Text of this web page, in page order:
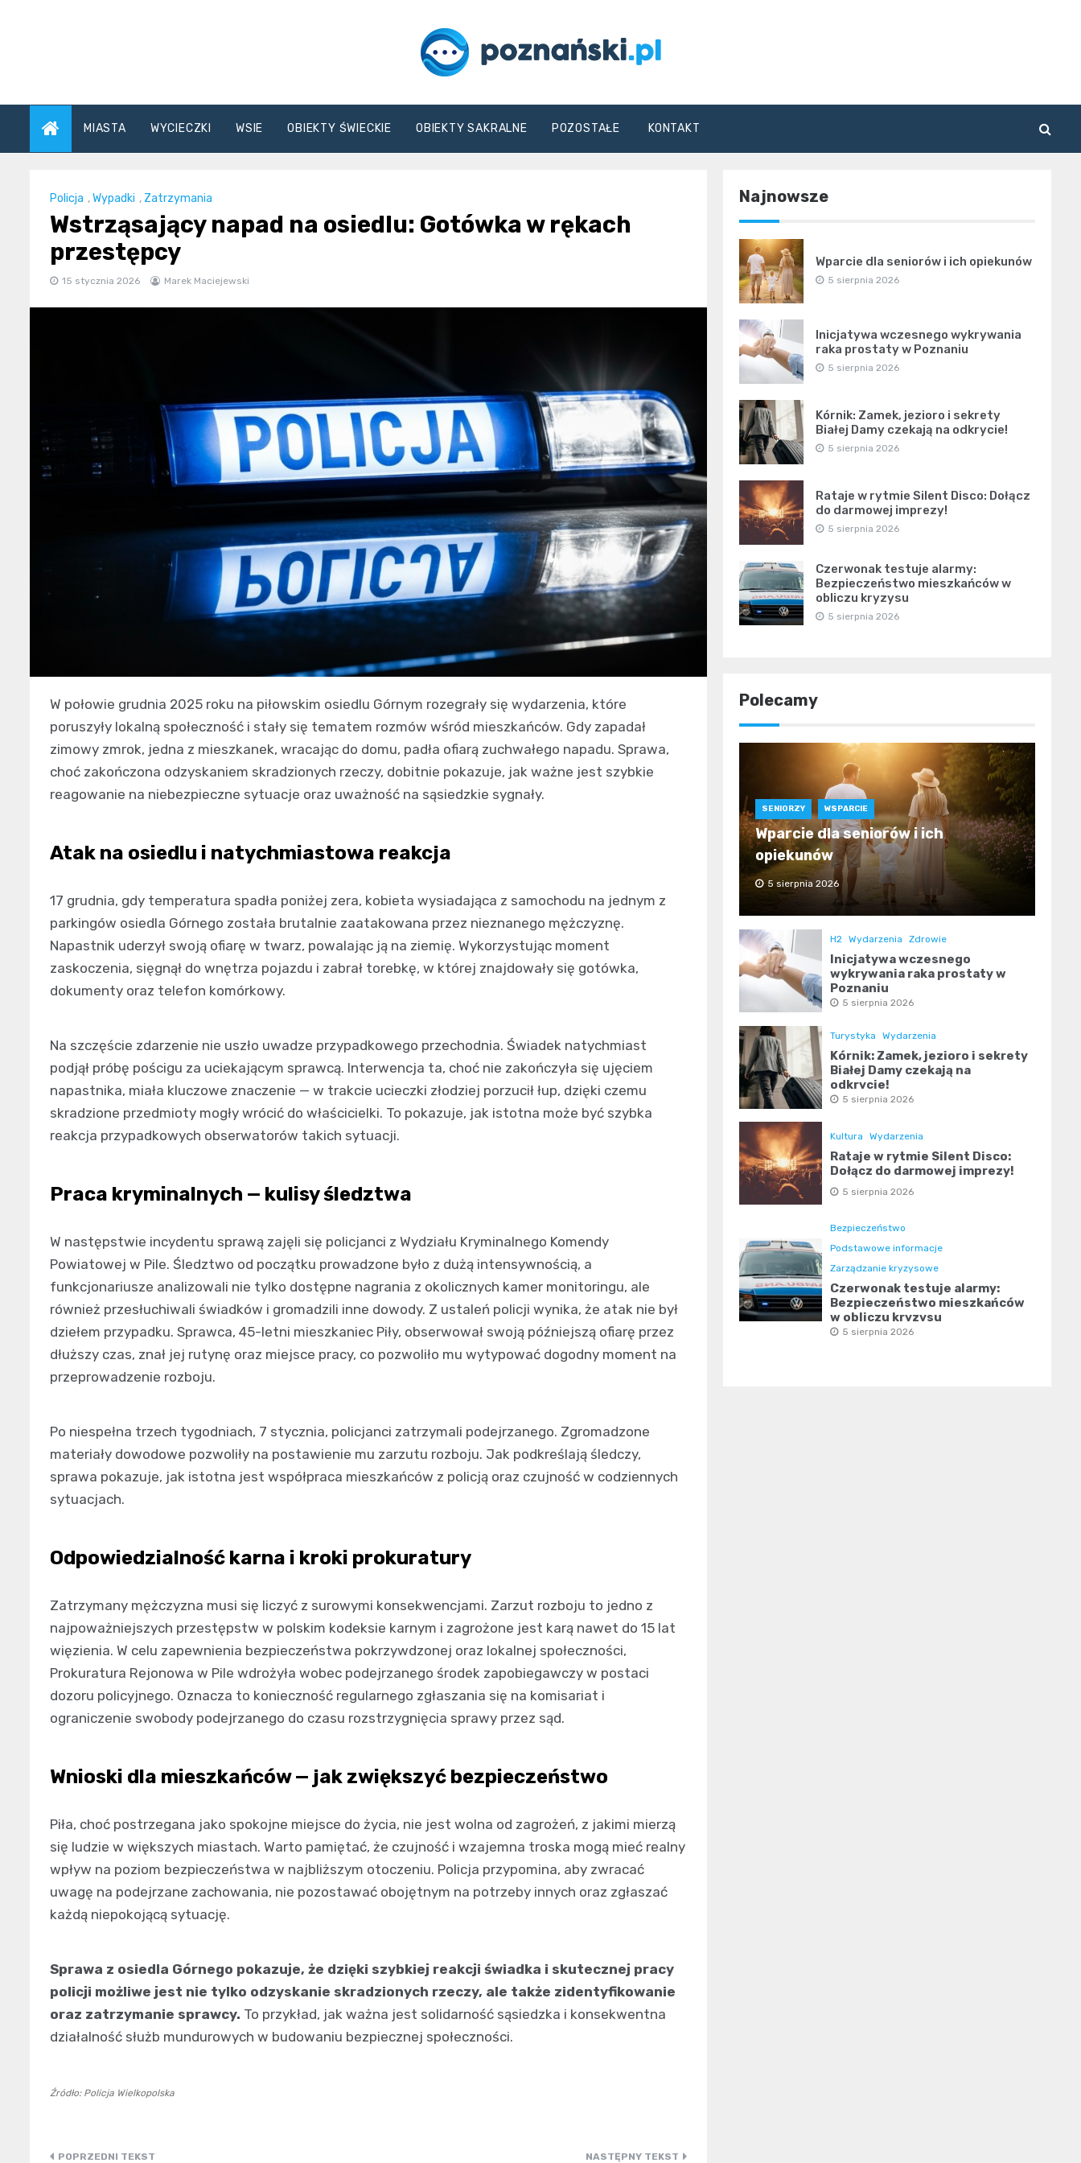
poznanski.pl
MIASTA WYCIECZKI WSIE OBIEKTY ŚWIECKIE OBIEKTY SAKRALNE POZOSTAŁE KONTAKT
Policja ,Wypadki , Zatrzymania
Wstrząsający napad na osiedlu: Gotówka w rękach
przestępcy
15 stycznia 2026 Marek Maciejewski
W połowie grudnia 2025 roku na piłowskim osiedlu Górnym rozegrały się wydarzenia, które
poruszyły lokalną społeczność i stały się tematem rozmów wśród mieszkańców. Gdy zapadał
zimowy zmrok, jedna z mieszkanek, wracając do domu, padła ofiarą zuchwałego napadu. Sprawa,
choć zakończona odzyskaniem skradzionych rzeczy, dobitnie pokazuje, jak ważne jest szybkie
reagowanie na niebezpieczne sytuacje oraz uważność na sąsiedzkie sygnały.
Atak na osiedlu i natychmiastowa reakcja
17 grudnia, gdy temperatura spadła poniżej zera, kobieta wysiadająca z samochodu na jednym z
parkingów osiedla Górnego została brutalnie zaatakowana przez nieznanego mężczyznę.
Napastnik uderzył swoją ofiarę w twarz, powalając ją na ziemię. Wykorzystując moment
zaskoczenia, sięgnął do wnętrza pojazdu i zabrał torebkę, w której znajdowały się gotówka,
dokumenty oraz telefon komórkowy.
Na szczęście zdarzenie nie uszło uwadze przypadkowego przechodnia. Świadek natychmiast
podjął próbę pościgu za uciekającym sprawcą. Interwencja ta, choć nie zakończyła się ujęciem
napastnika, miała kluczowe znaczenie — w trakcie ucieczki złodziej porzucił łup, dzięki czemu
skradzione przedmioty mogły wrócić do właścicielki. To pokazuje, jak istotna może być szybka
reakcja przypadkowych obserwatorów takich sytuacji.
Praca kryminalnych — kulisy śledztwa
W następstwie incydentu sprawą zajęli się policjanci z Wydziału Kryminalnego Komendy
Powiatowej w Pile. Śledztwo od początku prowadzone było z dużą intensywnością, a
funkcjonariusze analizowali nie tylko dostępne nagrania z okolicznych kamer monitoringu, ale
również przesłuchiwali świadków i gromadzili inne dowody. Z ustaleń policji wynika, że atak nie był
dziełem przypadku. Sprawca, 45-letni mieszkaniec Piły, obserwował swoją późniejszą ofiarę przez
dłuższy czas, znał jej rutynę oraz miejsce pracy, co pozwoliło mu wytypować dogodny moment na
przeprowadzenie rozboju.
Po niespełna trzech tygodniach, 7 stycznia, policjanci zatrzymali podejrzanego. Zgromadzone
materiały dowodowe pozwoliły na postawienie mu zarzutu rozboju. Jak podkreślają śledczy,
sprawa pokazuje, jak istotna jest współpraca mieszkańców z policją oraz czujność w codziennych
sytuacjach.
Odpowiedzialność karna i kroki prokuratury
Zatrzymany mężczyzna musi się liczyć z surowymi konsekwencjami. Zarzut rozboju to jedno z
najpoważniejszych przestępstw w polskim kodeksie karnym i zagrożone jest karą nawet do 15 lat
więzienia. W celu zapewnienia bezpieczeństwa pokrzywdzonej oraz lokalnej społeczności,
Prokuratura Rejonowa w Pile wdrożyła wobec podejrzanego środek zapobiegawczy w postaci
dozoru policyjnego. Oznacza to konieczność regularnego zgłaszania się na komisariat i
ograniczenie swobody podejrzanego do czasu rozstrzygnięcia sprawy przez sąd.
Wnioski dla mieszkańców — jak zwiększyć bezpieczeństwo
Piła, choć postrzegana jako spokojne miejsce do życia, nie jest wolna od zagrożeń, z jakimi mierzą
się ludzie w większych miastach. Warto pamiętać, że czujność i wzajemna troska mogą mieć realny
wpływ na poziom bezpieczeństwa w najbliższym otoczeniu. Policja przypomina, aby zwracać
uwagę na podejrzane zachowania, nie pozostawać obojętnym na potrzeby innych oraz zgłaszać
każdą niepokojącą sytuację.
Sprawa z osiedla Górnego pokazuje, że dzięki szybkiej reakcji świadka i skutecznej pracy
policji możliwe jest nie tylko odzyskanie skradzionych rzeczy, ale także zidentyfikowanie
oraz zatrzymanie sprawcy. To przykład, jak ważna jest solidarność sąsiedzka i konsekwentna
działalność służb mundurowych w budowaniu bezpiecznej społeczności.
Źródło: Policja Wielkopolska
Najnowsze
Wparcie dla seniorów i ich opiekunów
5 sierpnia 2026
Inicjatywa wczesnego wykrywania
raka prostaty w Poznaniu
5 sierpnia 2026
Kórnik: Zamek, jezioro i sekrety
Białej Damy czekają na odkrycie!
5 sierpnia 2026
Rataje w rytmie Silent Disco: Dołącz
do darmowej imprezy!
5 sierpnia 2026
Czerwonak testuje alarmy:
Bezpieczeństwo mieszkańców w
obliczu kryzysu
5 sierpnia 2026
Polecamy
SENIORZY WSPARCIE
Wparcie dla seniorów i ich
opiekunów
5 sierpnia 2026
H2 Wydarzenia Zdrowie
Inicjatywa wczesnego
wykrywania raka prostaty w
Poznaniu
5 sierpnia 2026
Turystyka Wydarzenia
Kórnik: Zamek, jezioro i sekrety
Białej Damy czekają na
odkrycie!
5 sierpnia 2026
Kultura Wydarzenia
Rataje w rytmie Silent Disco:
Dołącz do darmowej imprezy!
5 sierpnia 2026
Bezpieczeństwo
Podstawowe informacje
Zarządzanie kryzysowe
Czerwonak testuje alarmy:
Bezpieczeństwo mieszkańców
w obliczu kryzysu
5 sierpnia 2026